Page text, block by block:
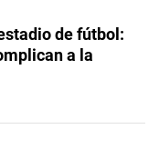
de fútbol:
a la